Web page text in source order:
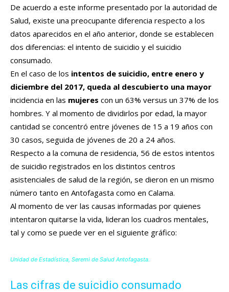
De acuerdo a este informe presentado por la autoridad de
Salud, existe una preocupante diferencia respecto a los
datos aparecidos en el año anterior, donde se establecen
dos diferencias: el intento de suicidio y el suicidio
consumado.
En el caso de los intentos de suicidio, entre enero y
diciembre del 2017, queda al descubierto una mayor
incidencia en las mujeres con un 63% versus un 37% de los
hombres. Y al momento de dividirlos por edad, la mayor
cantidad se concentró entre jóvenes de 15 a 19 años con
30 casos, seguida de jóvenes de 20 a 24 años.
Respecto a la comuna de residencia, 56 de estos intentos
de suicidio registrados en los distintos centros
asistenciales de salud de la región, se dieron en un mismo
número tanto en Antofagasta como en Calama.
Al momento de ver las causas informadas por quienes
intentaron quitarse la vida, lideran los cuadros mentales,
tal y como se puede ver en el siguiente gráfico:
Unidad de Estadística, Seremi de Salud Antofagasta.
Las cifras de suicidio consumado